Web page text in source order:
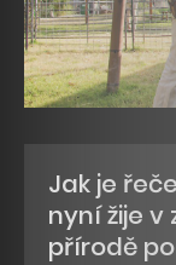
Jak je
nyní žije
přírodě